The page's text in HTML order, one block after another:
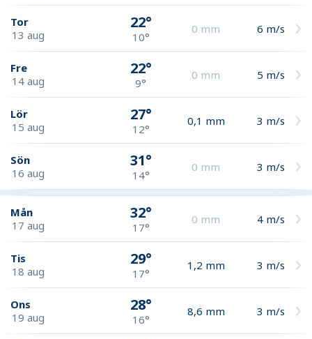
Tor
13 aug
22°
10°
0 mm 6 m/s
Fre
14 aug
22°
9°
0 mm 5 m/s
Lör
15 aug
27°
12°
0,1 mm 3 m/s
Sön
16 aug
31°
14°
0 mm 3 m/s
Mån
17 aug
32°
17°
0 mm 4 m/s
Tis
18 aug
29°
17°
1,2 mm 3 m/s
Ons
19 aug
28°
16°
8,6 mm 3 m/s